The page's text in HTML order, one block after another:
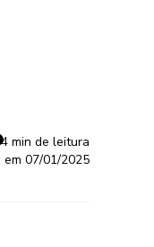
4 min de leitura
07/01/2025